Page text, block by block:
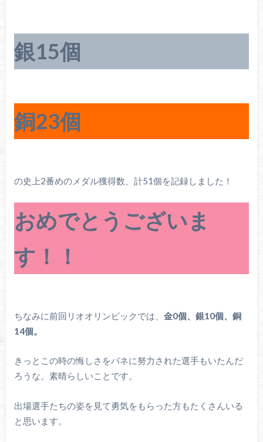
銀15個
銅23個
の史上2番めのメダル獲得数、計51個を記録しました！
おめでとうございま
す！！
ちなみに前回リオオリンピックでは、 金0個、銀10個、銅
14個。
きっとこの時の悔しさをバネに努力された選手もいたんだ
ろうな。素晴らしいことです。
出場選手たちの姿を見て勇気をもらった方もたくさんいる
と思います。